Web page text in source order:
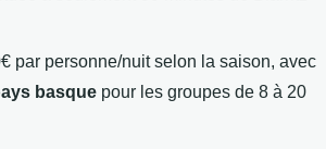
par personne/nuit selon la saison, avec
basque pour les groupes de 8 à 20